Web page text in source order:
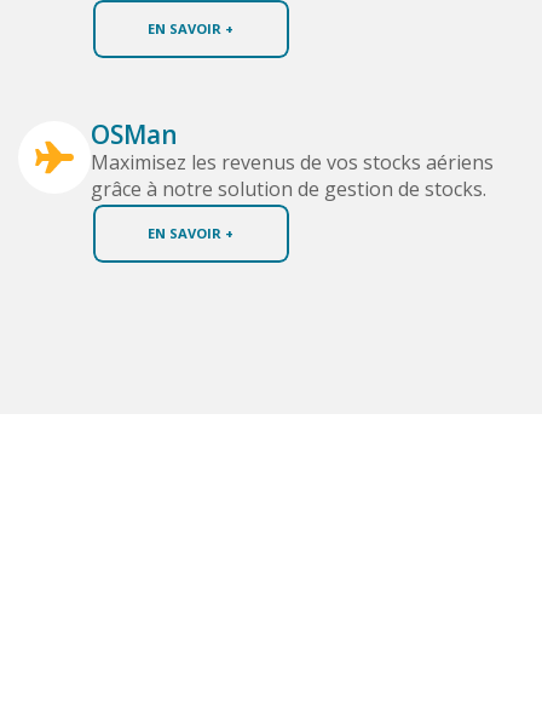
EN SAVOIR +
OSMan
Maximisez les revenus de vos stocks aériens
grâce à notre solution de gestion de stocks.
EN SAVOIR +